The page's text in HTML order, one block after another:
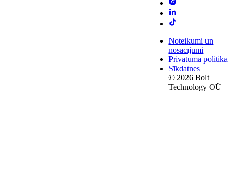
Noteikumi un
nosacījumi
Privātuma politika
Sīkdatnes
© 2026 Bolt
Technology OÜ